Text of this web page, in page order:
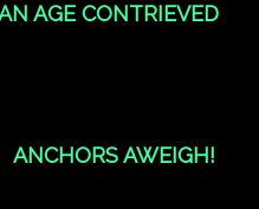
AGE CONTRIEVED
ANCHORS AWEIGH!